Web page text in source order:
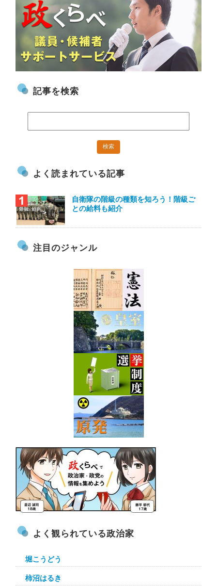
記事を検索
よく読まれている記事
自衛隊の階級の種類を知ろう！階級ご
との給料も紹介
注目のジャンル
よく観られている政治家
堀こうどう
柿沼はるき